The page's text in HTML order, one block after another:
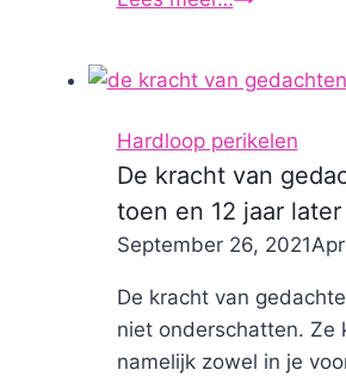
sneeuw:
analyse
een
hardloper
Hardloop perikelen
De kracht van
toen en 12 jaar later
ByNicole
September 26, 2021
De kracht van
niet onderschatten. Ze
namelijk zowel in je